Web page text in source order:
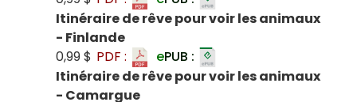
Itinéraire de rêve pour voir les animaux
- Finlande
0,99 $ PDF : ePUB :
Itinéraire de rêve pour voir les animaux
- Camargue